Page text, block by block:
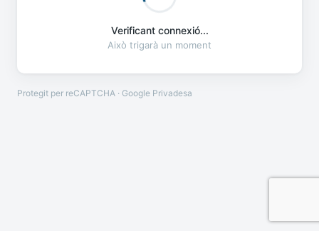
Verificant connexió...
Això trigarà un moment
Protegit per reCAPTCHA · Google Privadesa